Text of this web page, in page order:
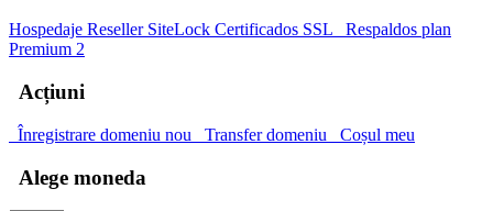
Hospedaje Reseller SiteLock Certificados SSL
Respaldos plan
Premium 2
Acțiuni
Înregistrare domeniu nou Transfer domeniu Coșul meu
Alege moneda